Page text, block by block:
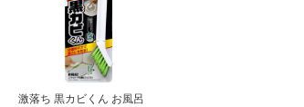
激落ち 黒カビくん お風呂